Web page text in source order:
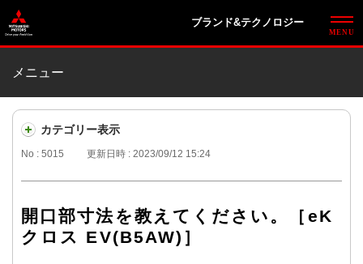
ブランド&テクノロジー
メニュー
カテゴリー表示
No : 5015 更新日時 : 2023/09/12 15:24
開口部寸法を教えてください。［eK
クロス EV(B5AW)］